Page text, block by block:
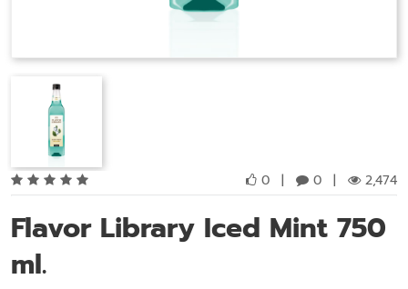
0 | 0 | 2,474
Flavor Library Iced Mint 750
ml.